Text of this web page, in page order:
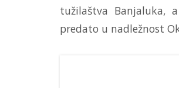
tužilaštva Banjaluka,
predato u nadležnost